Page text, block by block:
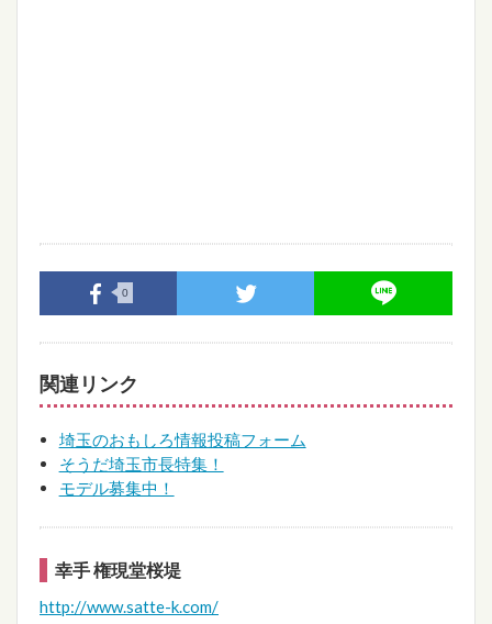
0
関連リンク
埼玉のおもしろ情報投稿フォーム
そうだ埼玉市長特集！
モデル募集中！
幸手 権現堂桜堤
http://www.satte-k.com/